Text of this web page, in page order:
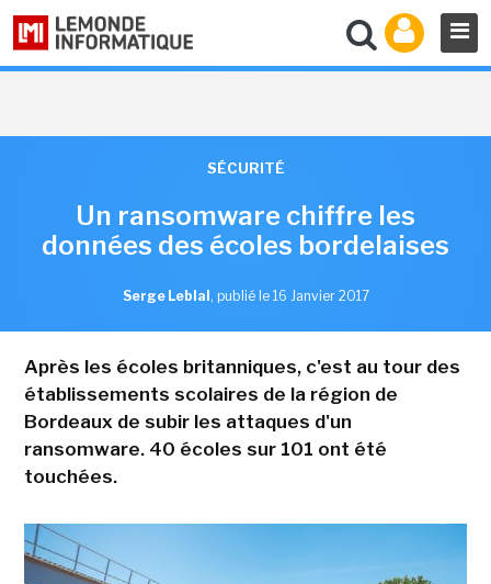
SÉCURITÉ
Un ransomware chiffre les
données des écoles bordelaises
Serge Leblal , publié le 16 Janvier 2017
Après les écoles britanniques, c'est au tour des
établissements scolaires de la région de
Bordeaux de subir les attaques d'un
ransomware. 40 écoles sur 101 ont été
touchées.